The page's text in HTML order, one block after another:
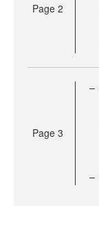
Page 2
Page 3